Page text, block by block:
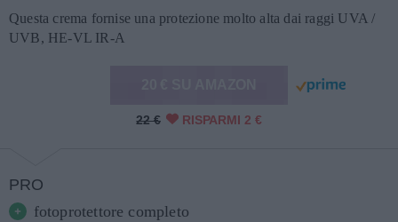
Questa crema fornise una protezione molto alta dai raggi UVA /
UVB, HE-VL IR-A
22 € RISPARMI 2 €
PRO
fotoprotettore completo